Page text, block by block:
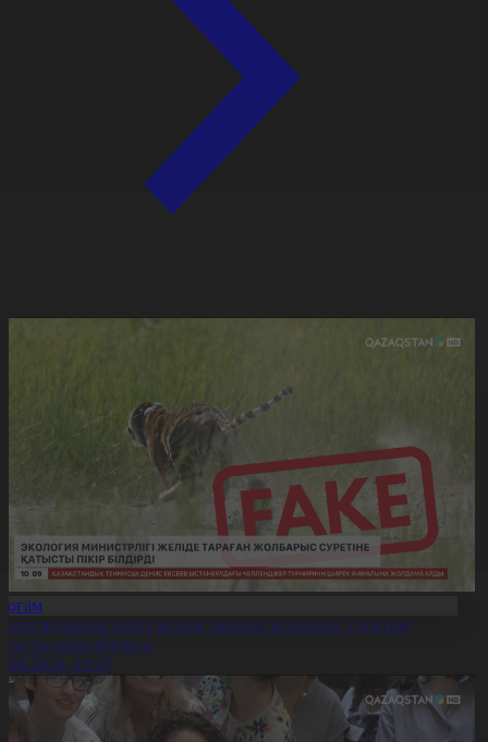
министрлігі желіде тараған жолбарыс суретіне
пікір білдірді
10:07